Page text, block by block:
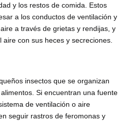
y los restos de comida. Estos
a los conductos de ventilación y
a través de grietas y rendijas, y
con sus heces y secreciones.
insectos que se organizan
Si encuentran una fuente
de ventilación o aire
seguir rastros de feromonas y